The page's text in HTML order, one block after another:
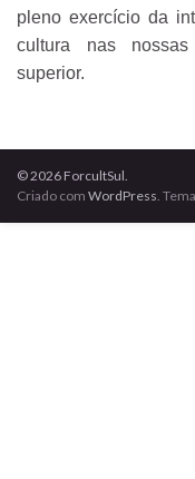
pleno exercício da
cultura nas
superior.
© 2026 ForcultSul.
Criado com WordPress . Tema